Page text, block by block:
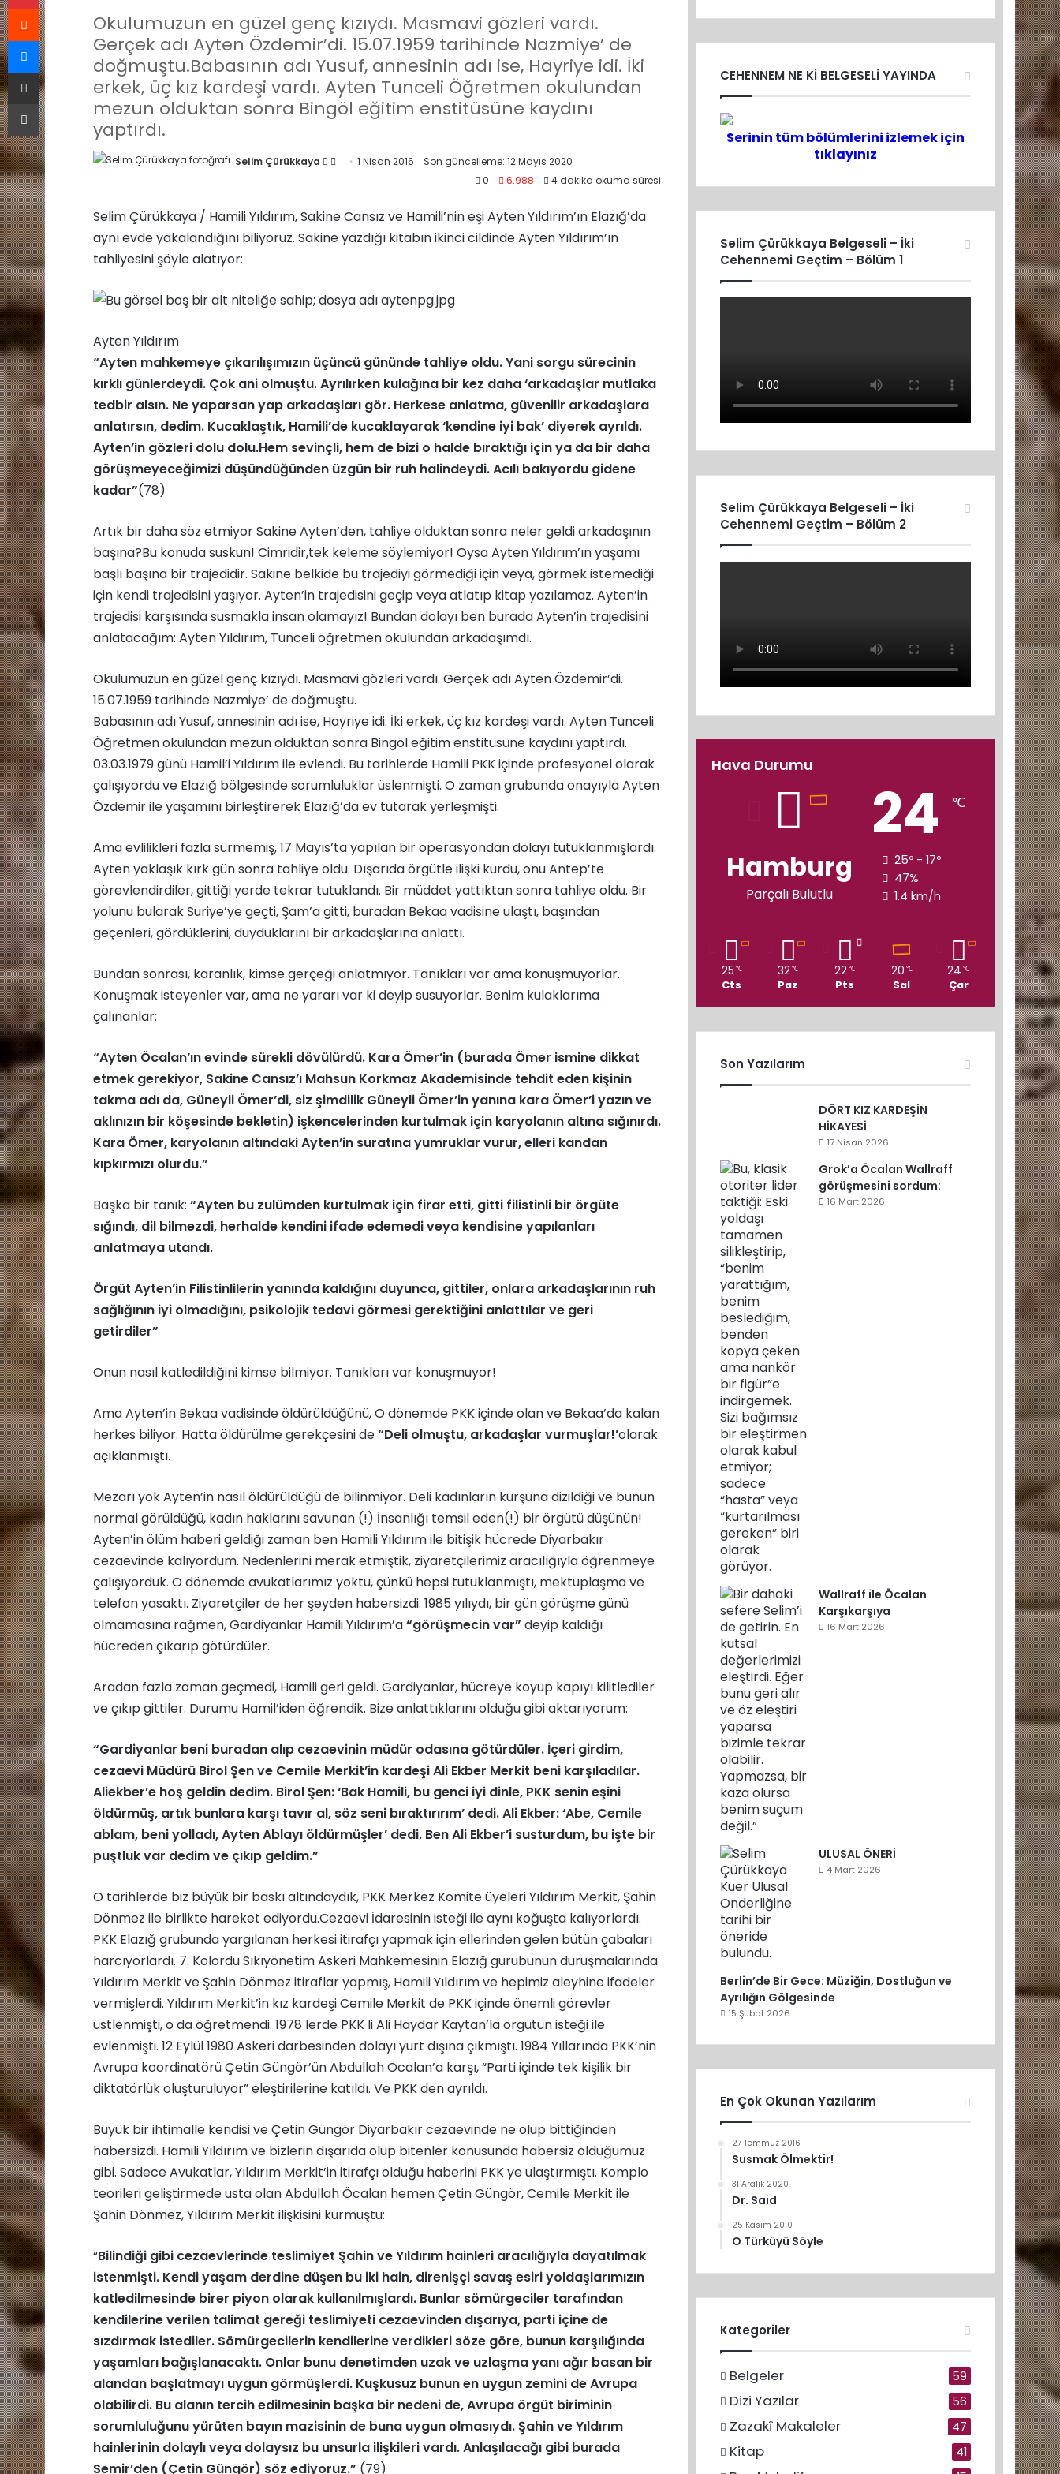
Okulumuzun en güzel genç kızıydı. Masmavi gözleri vardı.
Gerçek adı Ayten Özdemir’di. 15.07.1959 tarihinde Nazmiye’ de
doğmuştu.Babasının adı Yusuf, annesinin adı ise, Hayriye idi. İki
erkek, üç kız kardeşi vardı. Ayten Tunceli Öğretmen okulundan
mezun olduktan sonra Bingöl eğitim enstitüsüne kaydını
yaptırdı.
Selim Çürükkaya
F
l
o
e
-
ö
n
d
e
r
m
1 Nisan 2016
Son güncelleme: 12 Mayıs 2020
0
6.988 4 dakika okuma süresi
Selim Çürükkaya / Hamili Yıldırım, Sakine Cansız ve Hamili’nin eşi Ayten Yıldırım’ın Elazığ’da
aynı evde yakalandığını biliyoruz. Sakine yazdığı kitabın ikinci cildinde Ayten Yıldırım’ın
tahliyesini şöyle alatıyor:
Ayten Yıldırım
“Ayten mahkemeye çıkarılışımızın üçüncü gününde tahliye oldu. Yani sorgu sürecinin
kırklı günlerdeydi. Çok ani olmuştu. Ayrılırken kulağına bir kez daha ‘arkadaşlar mutlaka
tedbir alsın. Ne yaparsan yap arkadaşları gör. Herkese anlatma, güvenilir arkadaşlara
anlatırsın, dedim. Kucaklaştık, Hamili’de kucaklayarak ‘kendine iyi bak’ diyerek ayrıldı.
Ayten’in gözleri dolu dolu.Hem sevinçli, hem de bizi o halde bıraktığı için ya da bir daha
görüşmeyeceğimizi düşündüğünden üzgün bir ruh halindeydi. Acılı bakıyordu gidene
kadar”(78)
Artık bir daha söz etmiyor Sakine Ayten’den, tahliye olduktan sonra neler geldi arkadaşının
başına?Bu konuda suskun! Cimridir,tek keleme söylemiyor! Oysa Ayten Yıldırım’ın yaşamı
başlı başına bir trajedidir. Sakine belkide bu trajediyi görmediği için veya, görmek istemediği
için kendi trajedisini yaşıyor. Ayten’in trajedisini geçip veya atlatıp kitap yazılamaz. Ayten’in
trajedisi karşısında susmakla insan olamayız! Bundan dolayı ben burada Ayten’in trajedisini
anlatacağım: Ayten Yıldırım, Tunceli öğretmen okulundan arkadaşımdı.
Okulumuzun en güzel genç kızıydı. Masmavi gözleri vardı. Gerçek adı Ayten Özdemir’di.
15.07.1959 tarihinde Nazmiye’ de doğmuştu.
Babasının adı Yusuf, annesinin adı ise, Hayriye idi. İki erkek, üç kız kardeşi vardı. Ayten Tunceli
Öğretmen okulundan mezun olduktan sonra Bingöl eğitim enstitüsüne kaydını yaptırdı.
03.03.1979 günü Hamil’i Yıldırım ile evlendi. Bu tarihlerde Hamili PKK içinde profesyonel olarak
çalışıyordu ve Elazığ bölgesinde sorumluluklar üslenmişti. O zaman grubunda onayıyla Ayten
Özdemir ile yaşamını birleştirerek Elazığ’da ev tutarak yerleşmişti.
Ama evlilikleri fazla sürmemiş, 17 Mayıs’ta yapılan bir operasyondan dolayı tutuklanmışlardı.
Ayten yaklaşık kırk gün sonra tahliye oldu. Dışarıda örgütle ilişki kurdu, onu Antep’te
görevlendirdiler, gittiği yerde tekrar tutuklandı. Bir müddet yattıktan sonra tahliye oldu. Bir
yolunu bularak Suriye’ye geçti, Şam’a gitti, buradan Bekaa vadisine ulaştı, başından
geçenleri, gördüklerini, duyduklarını bir arkadaşlarına anlattı.
Bundan sonrası, karanlık, kimse gerçeği anlatmıyor. Tanıkları var ama konuşmuyorlar.
Konuşmak isteyenler var, ama ne yararı var ki deyip susuyorlar. Benim kulaklarıma
çalınanlar:
“Ayten Öcalan’ın evinde sürekli dövülürdü. Kara Ömer’in (burada Ömer ismine dikkat
etmek gerekiyor, Sakine Cansız’ı Mahsun Korkmaz Akademisinde tehdit eden kişinin
takma adı da, Güneyli Ömer’di, siz şimdilik Güneyli Ömer’in yanına kara Ömer’i yazın ve
aklınızın bir köşesinde bekletin) işkencelerinden kurtulmak için karyolanın altına sığınırdı.
Kara Ömer, karyolanın altındaki Ayten’in suratına yumruklar vurur, elleri kandan
kıpkırmızı olurdu.”
Başka bir tanık: “Ayten bu zulümden kurtulmak için firar etti, gitti filistinli bir örgüte
sığındı, dil bilmezdi, herhalde kendini ifade edemedi veya kendisine yapılanları
anlatmaya utandı.
Örgüt Ayten’in Filistinlilerin yanında kaldığını duyunca, gittiler, onlara arkadaşlarının ruh
sağlığının iyi olmadığını, psikolojik tedavi görmesi gerektiğini anlattılar ve geri
getirdiler”
Onun nasıl katledildiğini kimse bilmiyor. Tanıkları var konuşmuyor!
Ama Ayten’in Bekaa vadisinde öldürüldüğünü, O dönemde PKK içinde olan ve Bekaa’da kalan
herkes biliyor. Hatta öldürülme gerekçesini de“Deli olmuştu, arkadaşlar vurmuşlar!’olarak
açıklanmıştı.
Mezarı yok Ayten’in nasıl öldürüldüğü de bilinmiyor. Deli kadınların kurşuna dizildiği ve bunun
normal görüldüğü, kadın haklarını savunan (!) İnsanlığı temsil eden(!) bir örgütü düşünün!
Ayten’in ölüm haberi geldiği zaman ben Hamili Yıldırım ile bitişik hücrede Diyarbakır
cezaevinde kalıyordum. Nedenlerini merak etmiştik, ziyaretçilerimiz aracılığıyla öğrenmeye
çalışıyorduk. O dönemde avukatlarımız yoktu, çünkü hepsi tutuklanmıştı, mektuplaşma ve
telefon yasaktı. Ziyaretçiler de her şeyden habersizdi. 1985 yılıydı, bir gün görüşme günü
olmamasına rağmen, Gardiyanlar Hamili Yıldırım’a“görüşmecin var” deyip kaldığı
hücreden çıkarıp götürdüler.
Aradan fazla zaman geçmedi, Hamili geri geldi. Gardiyanlar, hücreye koyup kapıyı kilitlediler
ve çıkıp gittiler. Durumu Hamil’iden öğrendik. Bize anlattıklarını olduğu gibi aktarıyorum:
“Gardiyanlar beni buradan alıp cezaevinin müdür odasına götürdüler. İçeri girdim,
cezaevi Müdürü Birol Şen ve Cemile Merkit’in kardeşi Ali Ekber Merkit beni karşıladılar.
Aliekber’e hoş geldin dedim. Birol Şen: ‘Bak Hamili, bu genci iyi dinle, PKK senin eşini
öldürmüş, artık bunlara karşı tavır al, söz seni bıraktırırım’ dedi. Ali Ekber: ‘Abe, Cemile
ablam, beni yolladı, Ayten Ablayı öldürmüşler’ dedi. Ben Ali Ekber’i susturdum, bu işte bir
puştluk var dedim ve çıkıp geldim.”
O tarihlerde biz büyük bir baskı altındaydık, PKK Merkez Komite üyeleri Yıldırım Merkit, Şahin
Dönmez ile birlikte hareket ediyordu.Cezaevi İdaresinin isteği ile aynı koğuşta kalıyorlardı.
PKK Elazığ grubunda yargılanan herkesi itirafçı yapmak için ellerinden gelen bütün çabaları
harcıyorlardı. 7. Kolordu Sıkıyönetim Askeri Mahkemesinin Elazığ gurubunun duruşmalarında
Yıldırım Merkit ve Şahin Dönmez itiraflar yapmış, Hamili Yıldırım ve hepimiz aleyhine ifadeler
vermişlerdi. Yıldırım Merkit’in kız kardeşi Cemile Merkit de PKK içinde önemli görevler
üstlenmişti, o da öğretmendi. 1978 lerde PKK li Ali Haydar Kaytan’la örgütün isteği ile
evlenmişti. 12 Eylül 1980 Askeri darbesinden dolayı yurt dışına çıkmıştı. 1984 Yıllarında PKK’nin
Avrupa koordinatörü Çetin Güngör’ün Abdullah Öcalan’a karşı, “Parti içinde tek kişilik bir
diktatörlük oluşturuluyor” eleştirilerine katıldı. Ve PKK den ayrıldı.
Büyük bir ihtimalle kendisi ve Çetin Güngör Diyarbakır cezaevinde ne olup bittiğinden
habersizdi. Hamili Yıldırım ve bizlerin dışarıda olup bitenler konusunda habersiz olduğumuz
gibi. Sadece Avukatlar, Yıldırım Merkit’in itirafçı olduğu haberini PKK ye ulaştırmıştı. Komplo
teorileri geliştirmede usta olan Abdullah Öcalan hemen Çetin Güngör, Cemile Merkit ile
Şahin Dönmez, Yıldırım Merkit ilişkisini kurmuştu:
“Bilindiği gibi cezaevlerinde teslimiyet Şahin ve Yıldırım hainleri aracılığıyla dayatılmak
istenmişti. Kendi yaşam derdine düşen bu iki hain, direnişçi savaş esiri yoldaşlarımızın
katledilmesinde birer piyon olarak kullanılmışlardı. Bunlar sömürgeciler tarafından
kendilerine verilen talimat gereği teslimiyeti cezaevinden dışarıya, parti içine de
sızdırmak istediler. Sömürgecilerin kendilerine verdikleri söze göre, bunun karşılığında
yaşamları bağışlanacaktı. Onlar bunu denetimden uzak ve uzlaşma yanı ağır basan bir
alandan başlatmayı uygun görmüşlerdi. Kuşkusuz bunun en uygun zemini de Avrupa
olabilirdi. Bu alanın tercih edilmesinin başka bir nedeni de, Avrupa örgüt biriminin
sorumluluğunu yürüten bayın mazisinin de buna uygun olmasıydı. Şahin ve Yıldırım
hainlerinin dolaylı veya dolaysız bu unsurla ilişkileri vardı. Anlaşılacağı gibi burada
Semir’den (Çetin Güngör) söz ediyoruz.” (79)
CEHENNEM NE Kİ BELGESELİ YAYINDA
Serinin tüm bölümlerini izlemek için
tıklayınız
Selim Çürükkaya Belgeseli – İki
Cehennemi Geçtim – Bölüm 1
Selim Çürükkaya Belgeseli – İki
Cehennemi Geçtim – Bölüm 2
Hava Durumu
Hamburg
Parçalı Bulutlu
24 ℃
25º - 17º
47%
1.4 km/h
25 ℃
Cts
32℃
Paz
22℃
Pts
20 ℃
Sal
24 ℃
Çar
Son Yazılarım
DÖRT KIZ KARDEŞİN
HİKAYESİ
17 Nisan 2026
Grok’a Öcalan Wallraff
görüşmesini sordum:
16 Mart 2026
Wallraff ile Öcalan
Karşıkarşıya
16 Mart 2026
ULUSAL ÖNERİ
4 Mart 2026
Berlin’de Bir Gece: Müziğin, Dostluğun ve
Ayrılığın Gölgesinde
15 Şubat 2026
En Çok Okunan Yazılarım
27 Temmuz 2016
Susmak Ölmektir!
31 Aralık 2020
Dr. Said
25 Kasım 2010
O Türküyü Söyle
Kategoriler
Belgeler 59
Dizi Yazılar 56
Zazakî Makaleler 47
Kitap 41
Reddit
Messenger
E-Posta ile paylaş
Yazdır